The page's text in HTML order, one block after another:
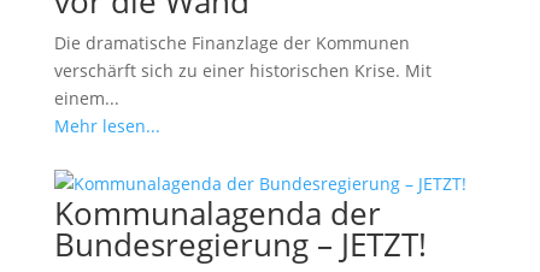
Die dramatische Finanzlage der Kommunen
verschärft sich zu einer historischen Krise. Mit
einem...
Mehr lesen...
Kommunalagenda der
Bundesregierung – JETZT!